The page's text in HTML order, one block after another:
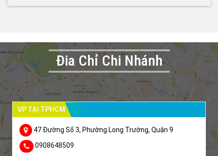
Đia Chỉ Chi Nhánh
VP TẠI TPHCM
47 Đường Số 3, Phường Long Trường, Quận 9
0908648509